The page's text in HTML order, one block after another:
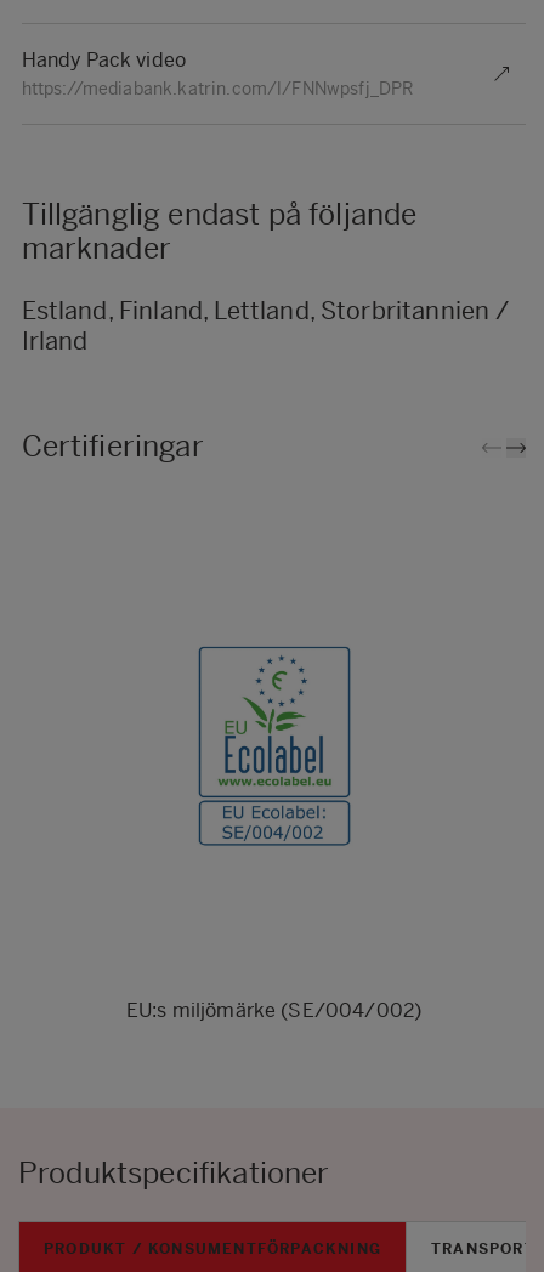
Handy Pack video
https://mediabank.katrin.com/l/FNNwpsfj_DPR
Tillgänglig endast på följande
marknader
Estland, Finland, Lettland, Storbritannien /
Irland
Certifieringar
EU:s miljömärke (SE/004/002)
Produktspecifikationer
PRODUKT / KONSUMENTFÖRPACKNING